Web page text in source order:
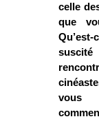
celle
que
vous